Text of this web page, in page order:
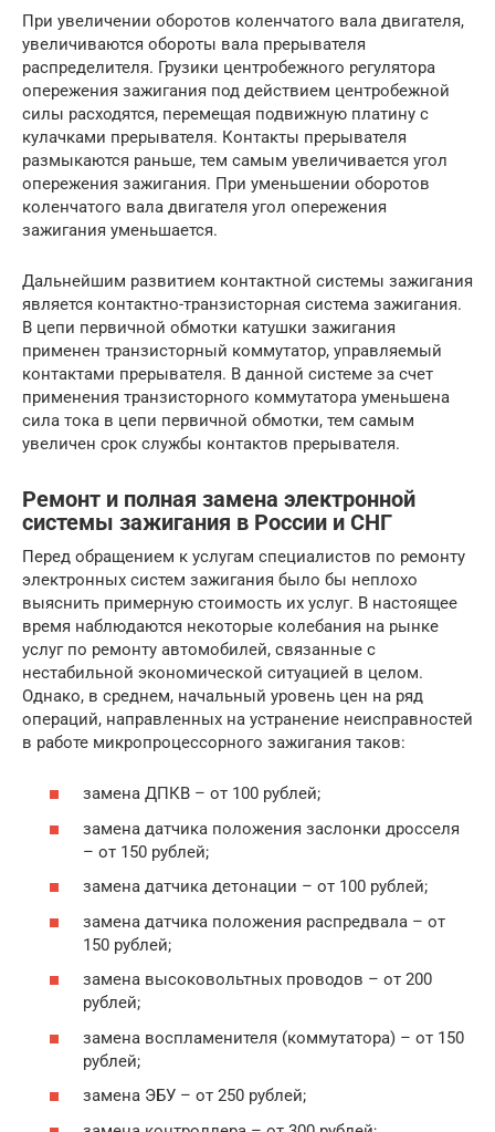
При увеличении оборотов коленчатого вала двигателя,
увеличиваются обороты вала прерывателя
распределителя. Грузики центробежного регулятора
опережения зажигания под действием центробежной
силы расходятся, перемещая подвижную платину с
кулачками прерывателя. Контакты прерывателя
размыкаются раньше, тем самым увеличивается угол
опережения зажигания. При уменьшении оборотов
коленчатого вала двигателя угол опережения
зажигания уменьшается.
Дальнейшим развитием контактной системы зажигания
является контактно-транзисторная система зажигания.
В цепи первичной обмотки катушки зажигания
применен транзисторный коммутатор, управляемый
контактами прерывателя. В данной системе за счет
применения транзисторного коммутатора уменьшена
сила тока в цепи первичной обмотки, тем самым
увеличен срок службы контактов прерывателя.
Ремонт и полная замена электронной
системы зажигания в России и СНГ
Перед обращением к услугам специалистов по ремонту
электронных систем зажигания было бы неплохо
выяснить примерную стоимость их услуг. В настоящее
время наблюдаются некоторые колебания на рынке
услуг по ремонту автомобилей, связанные с
нестабильной экономической ситуацией в целом.
Однако, в среднем, начальный уровень цен на ряд
операций, направленных на устранение неисправностей
в работе микропроцессорного зажигания таков:
замена ДПКВ – от 100 рублей;
замена датчика положения заслонки дросселя
– от 150 рублей;
замена датчика детонации – от 100 рублей;
замена датчика положения распредвала – от
150 рублей;
замена высоковольтных проводов – от 200
рублей;
замена воспламенителя (коммутатора) – от 150
рублей;
замена ЭБУ – от 250 рублей;